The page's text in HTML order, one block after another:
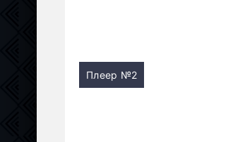
Плеер №2